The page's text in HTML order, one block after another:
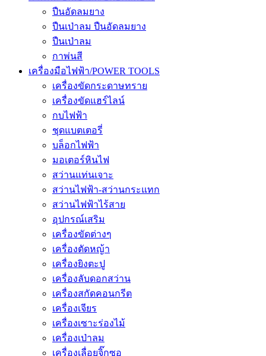
ปืนอัดลมยาง
ปืนเป่าลม ปืนอัดลมยาง
ปืนเป่าลม
กาพ่นสี
เครื่องมือไฟฟ้า/POWER TOOLS
เครื่องขัดกระดาษทราย
เครื่องขัดแฮร์ไลน์
กบไฟฟ้า
ชุดแบตเตอรี่
บล็อกไฟฟ้า
มอเตอร์หินไฟ
สว่านแท่นเจาะ
สว่านไฟฟ้า-สว่านกระแทก
สว่านไฟฟ้าไร้สาย
อุปกรณ์เสริม
เครื่องขัดต่างๆ
เครื่องตัดหญ้า
เครื่องยิงตะปู
เครื่องลับดอกสว่าน
เครื่องสกัดคอนกรีต
เครื่องเจียร
เครื่องเซาะร่องไม้
เครื่องเป่าลม
เครื่องเลื่อยจิ๊กซอ